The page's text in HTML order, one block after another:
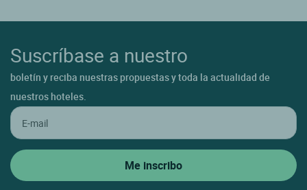
Suscríbase a nuestro
boletín y reciba nuestras propuestas y toda la actualidad de
nuestros hoteles.